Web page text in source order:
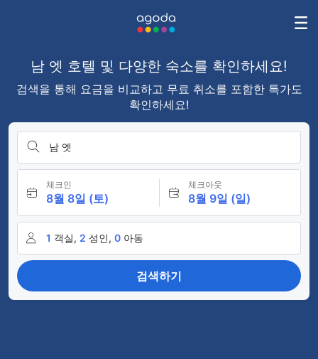
남 엣 호텔 및 다양한 숙소를 확인하세요!
검색을 통해 요금을 비교하고 무료 취소를 포함한 특가도
확인하세요!
남 엣
체크인
8월 8일 (토)
체크아웃
8월 9일 (일)
1 객실, 2 성인, 0 아동
검색하기